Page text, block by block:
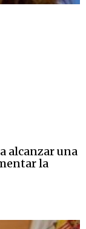
alcanzar una
la